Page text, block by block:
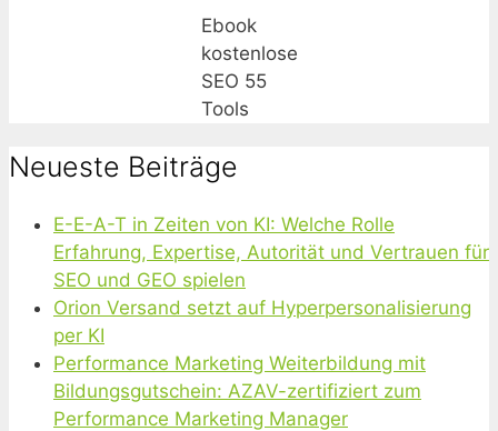
Ebook
kostenlose
SEO 55
Tools
Neueste Beiträge
E-E-A-T in Zeiten von KI: Welche Rolle
Erfahrung, Expertise, Autorität und Vertrauen für
SEO und GEO spielen
Orion Versand setzt auf Hyperpersonalisierung
per KI
Performance Marketing Weiterbildung mit
Bildungsgutschein: AZAV-zertifiziert zum
Performance Marketing Manager